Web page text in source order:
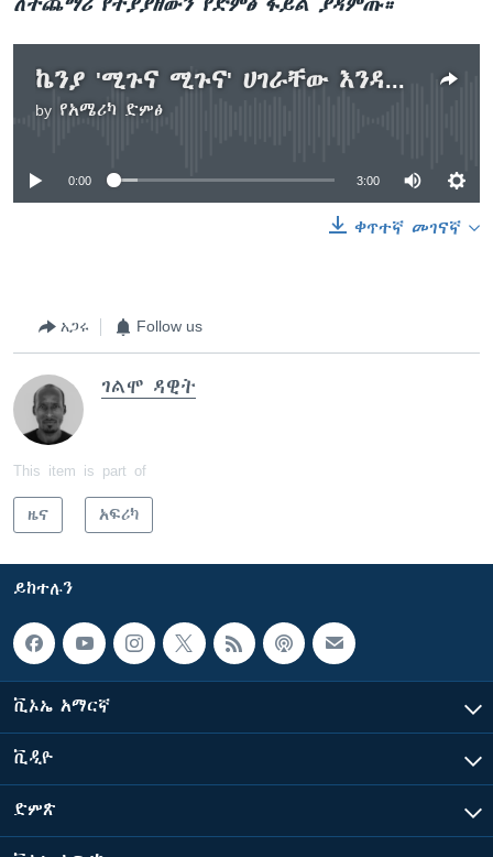
ኬንያ 'ሚጉና ሚጉና' ሀገራቸው እንዳይገቡ ከለከለች
by የአሜሪካ ድምፅ
No media source currently available
0:00 3:00
ቀጥተኛ መገናኛ
አጋሩ Follow us
ገልሞ ዳዊት
This item is part of
ዜና አፍሪካ
ይከተሉን
ቪኦኤ አማርኛ
ቪዲዮ
ድምጽ